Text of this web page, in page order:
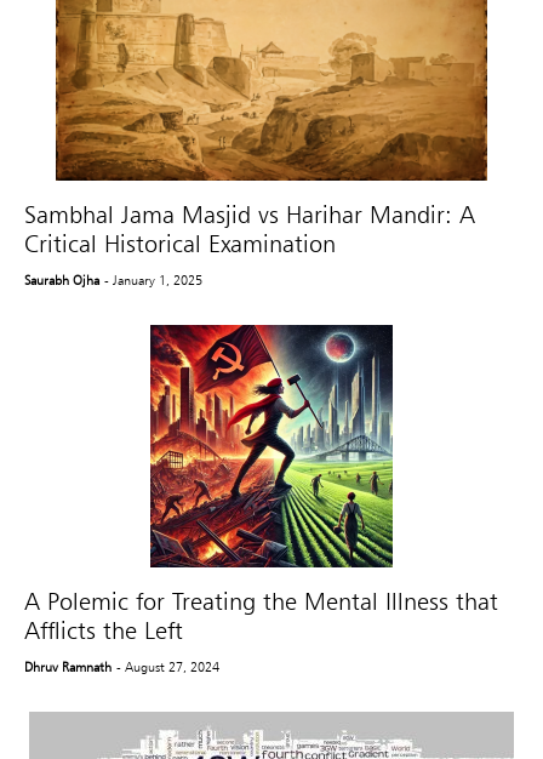
Sambhal Jama Masjid vs Harihar Mandir: A
Critical Historical Examination
Saurabh Ojha - January 1, 2025
A Polemic for Treating the Mental Illness that
Afflicts the Left
Dhruv Ramnath - August 27, 2024